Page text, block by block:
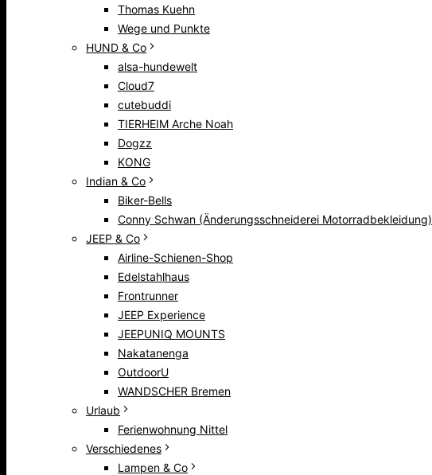
Thomas Kuehn
Wege und Punkte
HUND & Co
alsa-hundewelt
Cloud7
cutebuddi
TIERHEIM Arche Noah
Dogzz
KONG
Indian & Co
Biker-Bells
Conny Schwan (Änderungsschneiderei Motorradbekleidung)
JEEP & Co
Airline-Schienen-Shop
Edelstahlhaus
Frontrunner
JEEP Experience
JEEPUNIQ MOUNTS
Nakatanenga
OutdoorU
WANDSCHER Bremen
Urlaub
Ferienwohnung Nittel
Verschiedenes
Lampen & Co